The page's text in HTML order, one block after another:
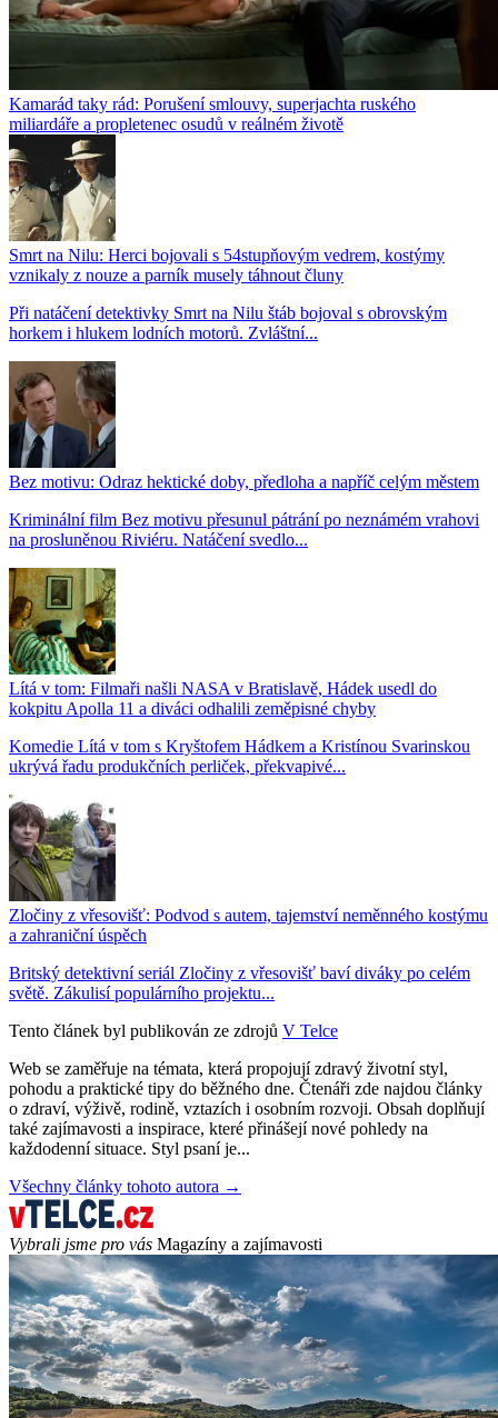
Kamarád taky rád: Porušení smlouvy, superjachta ruského
miliardáře a propletenec osudů v reálném životě
Smrt na Nilu: Herci bojovali s 54stupňovým vedrem, kostýmy
vznikaly z nouze a parník musely táhnout čluny
Při natáčení detektivky Smrt na Nilu štáb bojoval s obrovským
horkem i hlukem lodních motorů. Zvláštní...
Bez motivu: Odraz hektické doby, předloha a napříč celým městem
Kriminální film Bez motivu přesunul pátrání po neznámém vrahovi
na prosluněnou Riviéru. Natáčení svedlo...
Lítá v tom: Filmaři našli NASA v Bratislavě, Hádek usedl do
kokpitu Apolla 11 a diváci odhalili zeměpisné chyby
Komedie Lítá v tom s Kryštofem Hádkem a Kristínou Svarinskou
ukrývá řadu produkčních perliček, překvapivé...
Zločiny z vřesovišť: Podvod s autem, tajemství neměnného kostýmu
a zahraniční úspěch
Britský detektivní seriál Zločiny z vřesovišť baví diváky po celém
světě. Zákulisí populárního projektu...
Tento článek byl publikován ze zdrojů V Telce
Web se zaměřuje na témata, která propojují zdravý životní styl,
pohodu a praktické tipy do běžného dne. Čtenáři zde najdou články
o zdraví, výživě, rodině, vztazích i osobním rozvoji. Obsah doplňují
také zajímavosti a inspirace, které přinášejí nové pohledy na
každodenní situace. Styl psaní je...
Všechny články tohoto autora →
Vybrali jsme pro vás Magazíny a zajímavosti